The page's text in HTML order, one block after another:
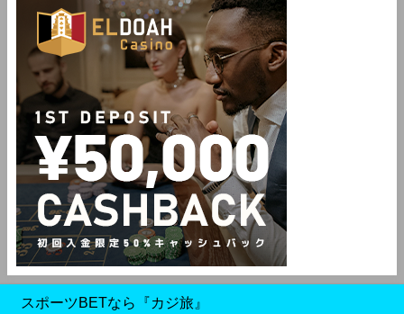
スポーツBETなら『カジ旅』